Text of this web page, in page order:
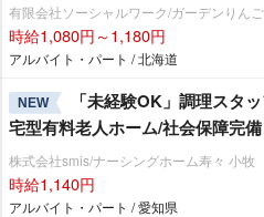
有限会社ソーシャルワーク/ガーデンりん
時給1,080円～1,180円
アルバイト・パート / 北海道
NEW
「未経験OK」調理スタ
宅型有料老人ホーム/社会保障完備
株式会社smis/ナーシングホーム寿々 小牧
時給1,140円
アルバイト・パート / 愛知県